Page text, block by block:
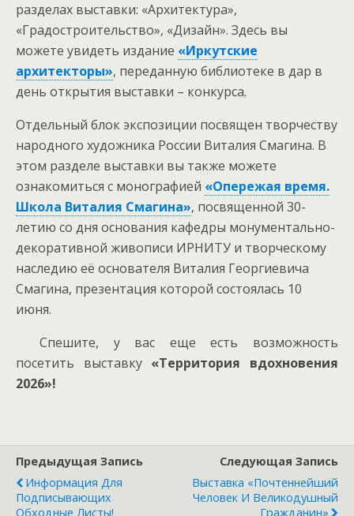
разделах выставки: «Архитектура»,
«Градостроительство», «Дизайн». Здесь вы
можете увидеть издание «Иркутские
архитекторы», переданную библиотеке в дар в
день открытия выставки – конкурса.
Отдельный блок экспозиции посвящен творчеству
народного художника России Виталия Смагина. В
этом разделе выставки вы также можете
ознакомиться с монографией «Опережая время.
Школа Виталия Смагина», посвященной 30-
летию со дня основания кафедры монументально-
декоративной живописи ИРНИТУ и творческому
наследию её основателя Виталия Георгиевича
Смагина, презентация которой состоялась 10
июня.
Спешите, у вас еще есть возможность
посетить выставку «Территория вдохновения
2026»!
Предыдущая Запись
Информация Для
Подписывающих
Обходные Листы!
Следующая Запись
Выставка «Почтеннейший
Человек И Великодушный
Гражданин»